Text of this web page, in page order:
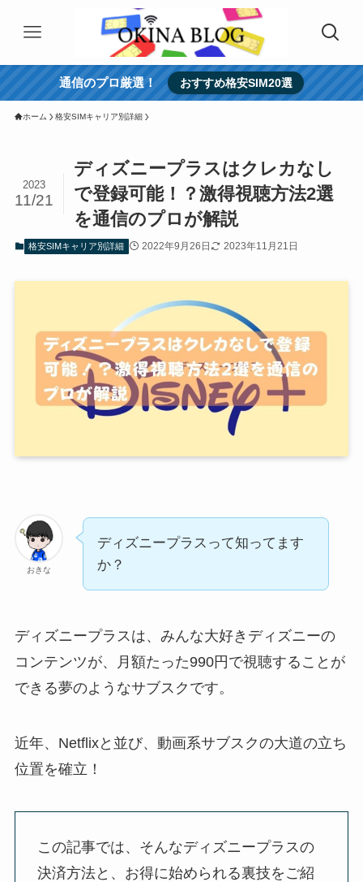
通信のプロ厳選！ おすすめ格安SIM20選
ホーム 格安SIMキャリア別詳細
ディズニープラスはクレカなし
で登録可能！？激得視聴方法2選
を通信のプロが解説
2023
11/21
格安SIMキャリア別詳細 2022年9月26日 2023年11月21日
おきな
ディズニープラスって知ってます
か？
ディズニープラスは、みんな大好きディズニーの
コンテンツが、月額たった990円で視聴することが
できる夢のようなサブスクです。
近年、Netflixと並び、動画系サブスクの大道の立ち
位置を確立！
この記事では、そんなディズニープラスの
決済方法と、お得に始められる裏技をご紹